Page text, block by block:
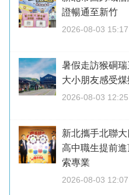
證暢通至新竹
2026-08-03 15:17
暑假走訪猴硐
大小朋友感受
2026-08-03 12:25
新北攜手北聯
高中職生提前
索專業
2026-08-03 12:07